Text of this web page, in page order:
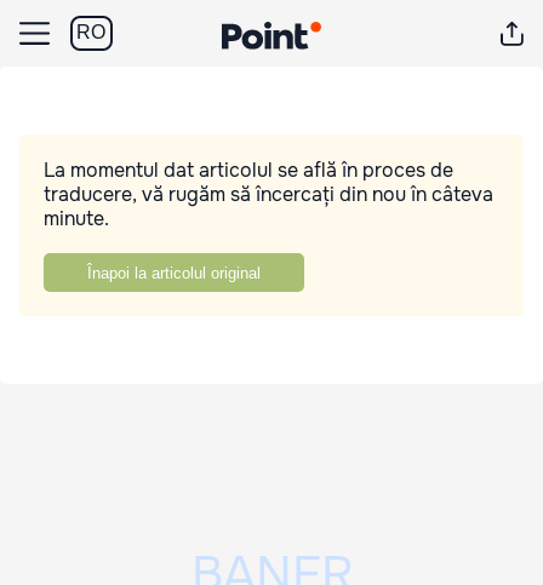
RO
La momentul dat articolul se află în proces de
traducere, vă rugăm să încercați din nou în câteva
minute.
Înapoi la articolul original